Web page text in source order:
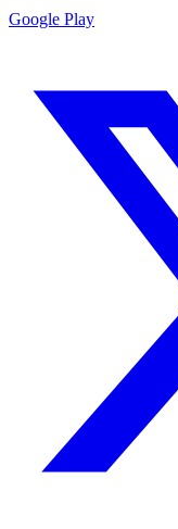
Google Play